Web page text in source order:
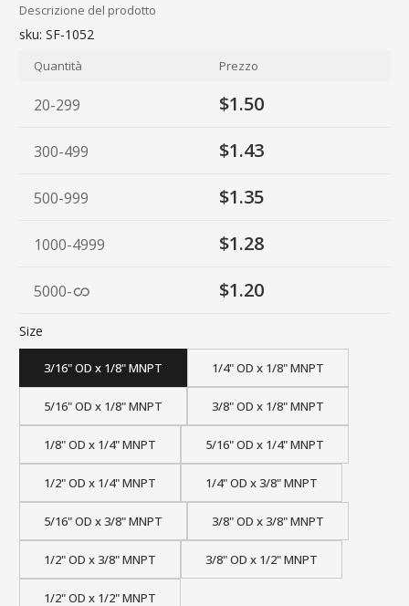
Descrizione del prodotto
sku: SF-1052
Quantità Prezzo
20-299 $1.50
300-499 $1.43
500-999 $1.35
1000-4999 $1.28
5000- $1.20
Size
3/16" OD x 1/8" MNPT 1/4" OD x 1/8" MNPT
5/16" OD x 1/8" MNPT 3/8" OD x 1/8" MNPT
1/8" OD x 1/4" MNPT 5/16" OD x 1/4" MNPT
1/2" OD x 1/4" MNPT 1/4" OD x 3/8" MNPT
5/16" OD x 3/8" MNPT 3/8" OD x 3/8" MNPT
1/2" OD x 3/8" MNPT 3/8" OD x 1/2" MNPT
1/2" OD x 1/2" MNPT